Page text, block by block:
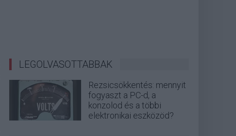
LEGOLVASOTTABBAK
Rezsicsökkentés: mennyit
fogyaszt a PC-d, a
konzolod és a többi
elektronikai eszközöd?